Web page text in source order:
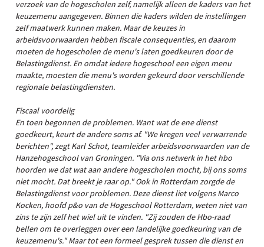
verzoek van de hogescholen zelf, namelijk alleen de kaders van het
keuzemenu aangegeven. Binnen die kaders wilden de instellingen
zelf maatwerk kunnen maken. Maar de keuzes in
arbeidsvoorwaarden hebben fiscale consequenties, en daarom
moeten de hogescholen de menu's laten goedkeuren door de
Belastingdienst. En omdat iedere hogeschool een eigen menu
maakte, moesten die menu's worden gekeurd door verschillende
regionale belastingdiensten.
Fiscaal voordelig
En toen begonnen de problemen. Want wat de ene dienst
goedkeurt, keurt de andere soms af. "We kregen veel verwarrende
berichten", zegt Karl Schot, teamleider arbeidsvoorwaarden van de
Hanzehogeschool van Groningen. "Via ons netwerk in het hbo
hoorden we dat wat aan andere hogescholen mocht, bij ons soms
niet mocht. Dat breekt je raar op." Ook in Rotterdam zorgde de
Belastingdienst voor problemen. Deze dienst liet volgens Marco
Kocken, hoofd p&o van de Hogeschool Rotterdam, weten niet van
zins te zijn zelf het wiel uit te vinden. "Zij zouden de Hbo-raad
bellen om te overleggen over een landelijke goedkeuring van de
keuzemenu's." Maar tot een formeel gesprek tussen die dienst en